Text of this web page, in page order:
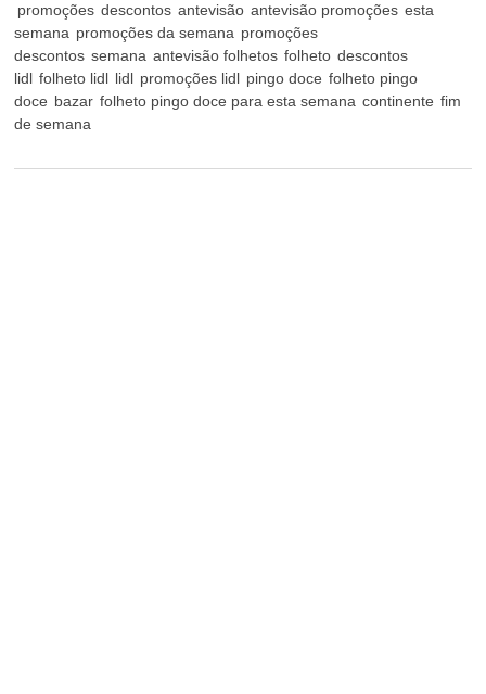
promoções descontos antevisão antevisão promoções esta
semana promoções da semana promoções
descontos semana antevisão folhetos folheto descontos
lidl folheto lidl lidl promoções lidl pingo doce folheto pingo
doce bazar folheto pingo doce para esta semana continente fim
de semana